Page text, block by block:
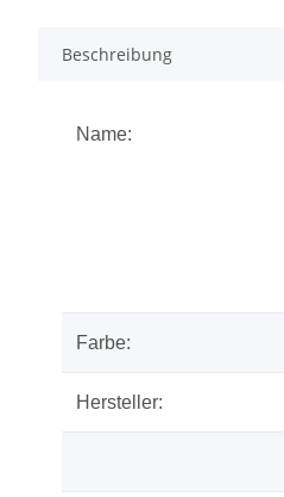
Beschreibung
Name:
Farbe:
Hersteller: